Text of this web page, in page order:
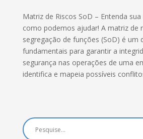
Matriz de Riscos SoD – Entenda
como podemos ajudar! A matriz de
segregação de funções (SoD) é um
fundamentais para garantir a
segurança nas operações de uma
identifica e mapeia possíveis